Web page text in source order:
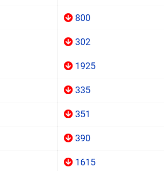
800
302
1925
335
351
390
1615